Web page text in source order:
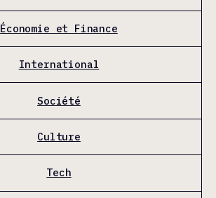
Économie et Finance
International
Société
Culture
Tech